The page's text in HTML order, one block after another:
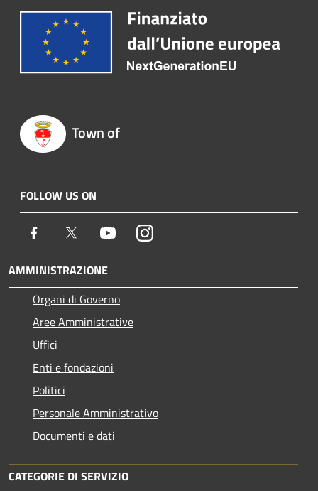
Town of
FOLLOW US ON
Facebook Twitter YoutubeInstagram
AMMINISTRAZIONE
Organi di Governo
Aree Amministrative
Uffici
Enti e fondazioni
Politici
Personale Amministrativo
Documenti e dati
CATEGORIE DI SERVIZIO